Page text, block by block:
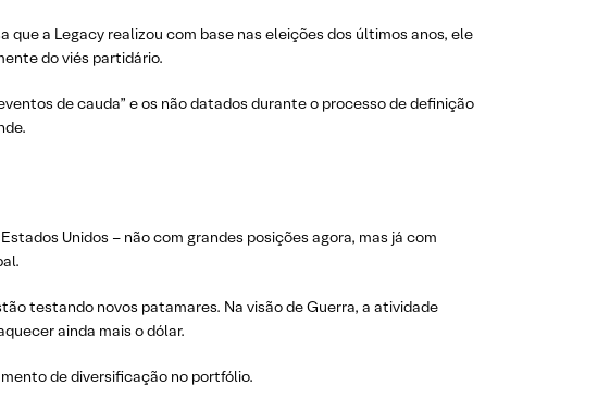
a Legacy realizou com base nas eleições dos últimos anos, ele
do viés partidário.
de cauda” e os não datados durante o processo de definição
Unidos – não com grandes posições agora, mas já com
testando novos patamares. Na visão de Guerra, a atividade
ainda mais o dólar.
de diversificação no portfólio.